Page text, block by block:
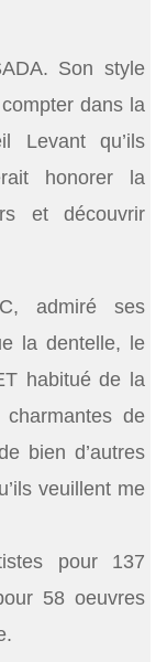
Son style
dans la
Levant qu’ils
honorer la
et découvrir
admiré ses
la dentelle, le
habitué de la
de
bien d’autres
veuillent me
pour 137
58 oeuvres